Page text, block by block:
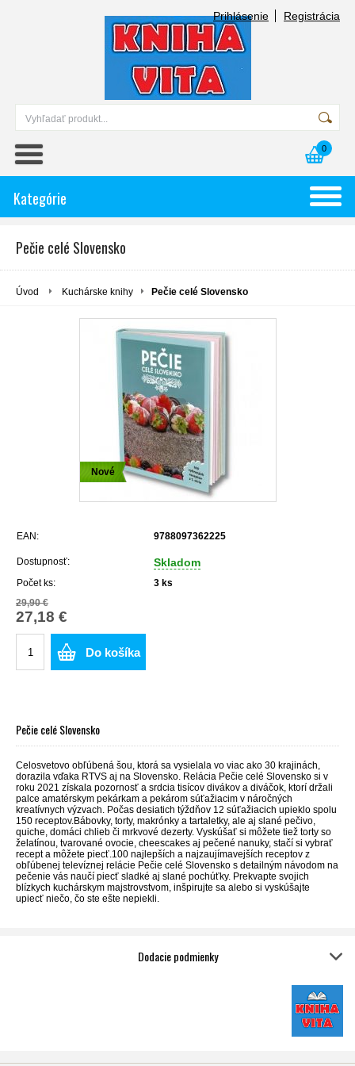
Prihlásenie Registrácia
0
Kategórie
Pečie celé Slovensko
Úvod Kuchárske knihy Pečie celé Slovensko
Nové
EAN: 9788097362225
Dostupnosť: Skladom
Počet ks: 3 ks
29,90 €
27,18 €
Do košíka
Pečie celé Slovensko
Celosvetovo obľúbená šou, ktorá sa vysielala vo viac ako 30 krajinách,
dorazila vďaka RTVS aj na Slovensko. Relácia Pečie celé Slovensko si v
roku 2021 získala pozornosť a srdcia tisícov divákov a diváčok, ktorí držali
palce amatérskym pekárkam a pekárom súťažiacim v náročných
kreatívnych výzvach. Počas desiatich týždňov 12 súťažiacich upieklo spolu
150 receptov.Bábovky, torty, makrónky a tartaletky, ale aj slané pečivo,
quiche, domáci chlieb či mrkvové dezerty. Vyskúšať si môžete tiež torty so
želatínou, tvarované ovocie, cheescakes aj pečené nanuky, stačí si vybrať
recept a môžete piecť.100 najlepších a najzaujímavejších receptov z
obľúbenej televíznej relácie Pečie celé Slovensko s detailným návodom na
pečenie vás naučí piecť sladké aj slané pochúťky. Prekvapte svojich
blízkych kuchárskym majstrovstvom, inšpirujte sa alebo si vyskúšajte
upiecť niečo, čo ste ešte nepiekli.
Dodacie podmienky